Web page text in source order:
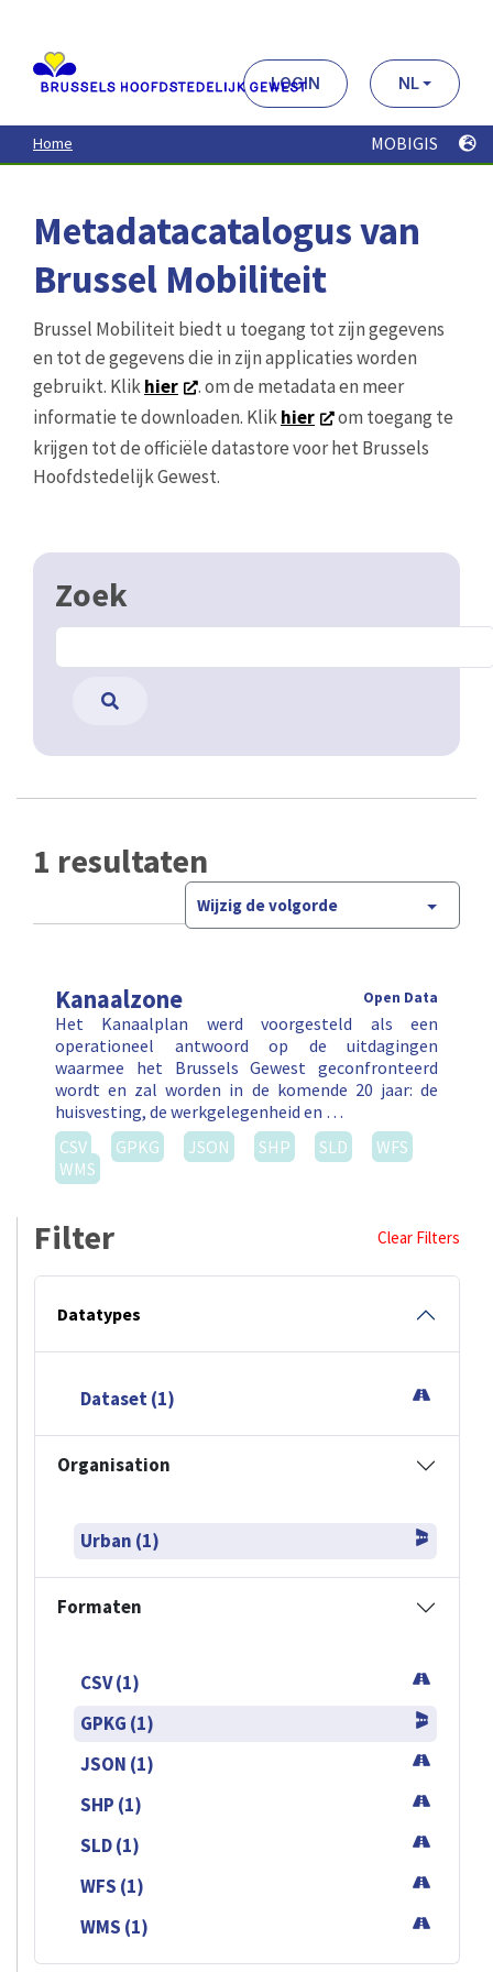
contenu
principal
LOGIN NL
Home MOBIGIS
Metadatacatalogus van
Brussel Mobiliteit
Brussel Mobiliteit biedt u toegang tot zijn gegevens
en tot de gegevens die in zijn applicaties worden
gebruikt. Klikhier
. om de metadata en meer
informatie te downloaden. Klikhier
om toegang te
krijgen tot de officiële datastore voor het Brussels
Hoofdstedelijk Gewest.
Zoek
1 resultaten
Wijzig de volgorde
Kanaalzone Open Data
Het Kanaalplan werd voorgesteld als een
operationeel antwoord op de uitdagingen
waarmee het Brussels Gewest geconfronteerd
wordt en zal worden in de komende 20 jaar: de
huisvesting, de werkgelegenheid en …
CSV
GPKG JSON SHP SLD
WFS
WMS
Filter Clear Filters
Datatypes
Dataset (1)
Organisation
Urban (1)
Formaten
CSV (1)
GPKG (1)
JSON (1)
SHP (1)
SLD (1)
WFS (1)
WMS (1)